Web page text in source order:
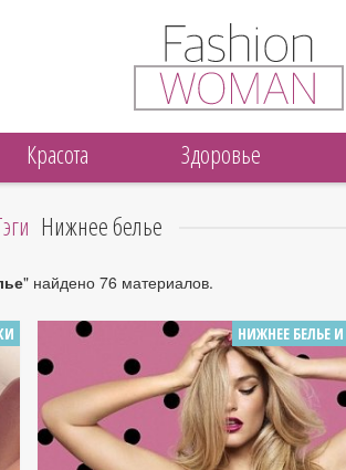
Красота Здоровье
Нижнее белье
" найдено 76 материалов.
НИЖНЕЕ БЕЛЬЕ